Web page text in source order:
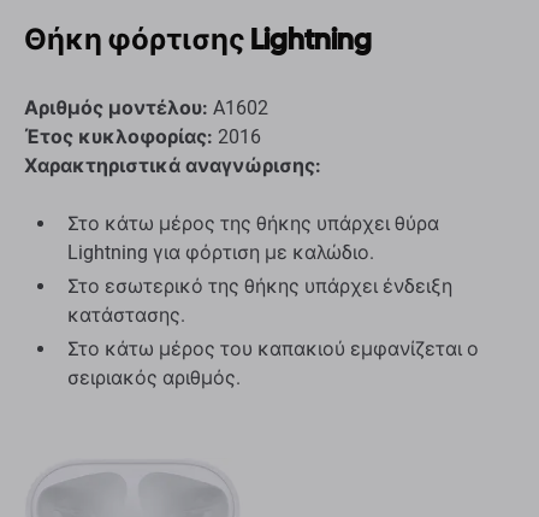
Θήκη φόρτισης Lightning
Αριθμός μοντέλου: A1602
Έτος κυκλοφορίας: 2016
Χαρακτηριστικά αναγνώρισης:
Στο κάτω μέρος της θήκης υπάρχει θύρα
Lightning για φόρτιση με καλώδιο.
Στο εσωτερικό της θήκης υπάρχει ένδειξη
κατάστασης.
Στο κάτω μέρος του καπακιού εμφανίζεται ο
σειριακός αριθμός.